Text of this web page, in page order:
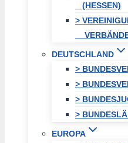
(HESSEN)
>
DEUTSCHLAND
>
>
>
>
EUROPA